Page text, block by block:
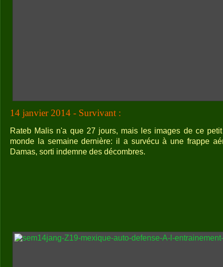
14 janvier 2014 - Survivant :
Rateb Malis n'a que 27 jours, mais les images de ce
monde la semaine dernière: il a survécu à une frappe
Damas, sorti indemne des décombres.